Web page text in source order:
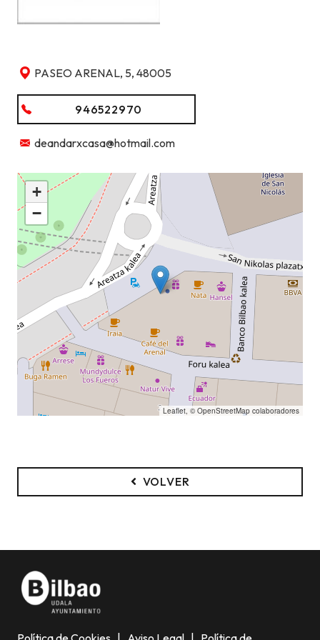
PASEO ARENAL, 5, 48005
946522970
deandarxcasa@hotmail.com
+
−
Leaflet , ©OpenStreetMap colaboradores
VOLVER